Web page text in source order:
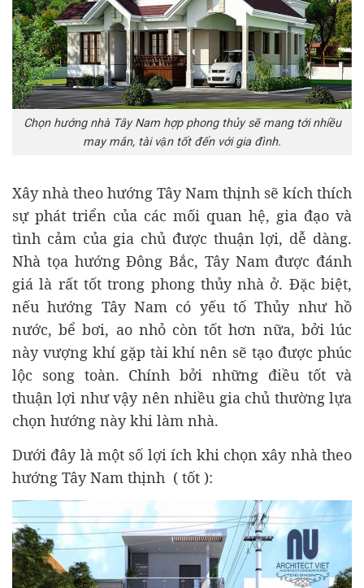
Chọn hướng nhà Tây Nam hợp phong thủy sẽ mang tới nhiều
may mắn, tài vận tốt đến với gia đình.
Xây nhà theo hướng Tây Nam thịnh sẽ kích thích
sự phát triển của các mối quan hệ, gia đạo và
tình cảm của gia chủ được thuận lợi, dễ dàng.
Nhà tọa hướng Đông Bắc, Tây Nam được đánh
giá là rất tốt trong phong thủy nhà ở. Đặc biệt,
nếu hướng Tây Nam có yếu tố Thủy như hồ
nước, bể bơi, ao nhỏ còn tốt hơn nữa, bởi lúc
này vượng khí gặp tài khí nên sẽ tạo được phúc
lộc song toàn. Chính bởi những điều tốt và
thuận lợi như vậy nên nhiều gia chủ thường lựa
chọn hướng này khi làm nhà.
Dưới đây là một số lợi ích khi chọn xây nhà theo
hướng Tây Nam thịnh ( tốt ):